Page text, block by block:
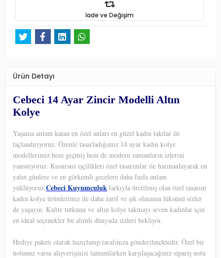
İade ve Değişim
Ürün Detayı
Cebeci 14 Ayar Zincir Modelli Altın
Kolye
Yaşama anlam katan en özel anları en güzel kadın takılar ile
taçlandırıyoruz. Özenle tasarladığımız 14 ayar kadın kolye
modellerimiz hem geçmiş hem de modern zamanların izlerini
yansıtıyoruz. Kusursuz işçilikleri özel tasarımlar ile harmanlayarak en
yalın günlere ve en görkemli gecelere daha fazla anlam
yüklüyoruz.Cebeci Kuyumculukfarkıyla üretilmiş olan özel tasarım
kadın kolye ürünlerimiz ile daha zarif ve şık olmanın lüksünü sizler
de yaşayın. Kalite tutkunu ve altın kolye takmayı seven kadınlar için
en ideal seçenekler bu alımlı dünyada sizleri bekliyor.
Hediye paketi olarak hazırlanıp tarafınıza gönderilmektedir. Özel bir
notunuz varsa alışverişinizi tamamlarken karşılaşacağınız sipariş notu